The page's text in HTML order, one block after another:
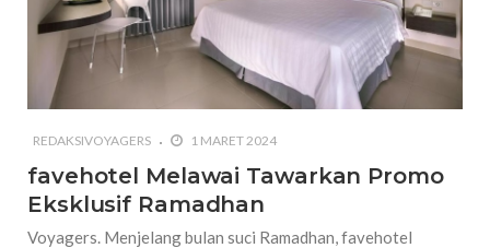
REDAKSIVOYAGERS 1 MARET 2024
favehotel Melawai Tawarkan Promo
Eksklusif Ramadhan
Voyagers. Menjelang bulan suci Ramadhan, favehotel